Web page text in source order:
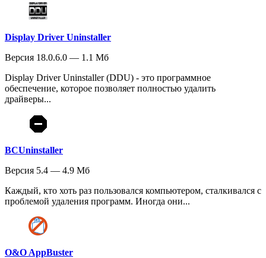
Display Driver Uninstaller
Версия 18.0.6.0 — 1.1 Мб
Display Driver Uninstaller (DDU) - это программное
обеспечение, которое позволяет полностью удалить
драйверы...
BCUninstaller
Версия 5.4 — 4.9 Мб
Каждый, кто хоть раз пользовался компьютером, сталкивался с
проблемой удаления программ. Иногда они...
O&O AppBuster